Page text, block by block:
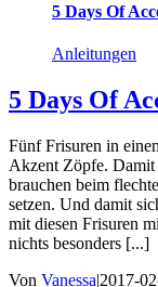
5 Days Of
Anleitungen
5 Days Of
Fünf Frisuren in
Akzent Zöpfe.
brauchen beim
setzen. Und damit
mit diesen Frisuren
nichts besonders [...]
Von Vanessa|2017-